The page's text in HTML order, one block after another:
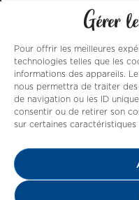
Gérer
Pour offrir les meilleures
technologies telles que les
informations des appareils.
nous permettra de traiter
de navigation ou les ID
consentir ou de retirer son
sur certaines
Rencontre
spectacle sport St
Vie associative
Nos ressources sont
parrainages et du
bénévoles qui